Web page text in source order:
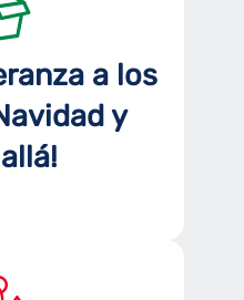
a los
y